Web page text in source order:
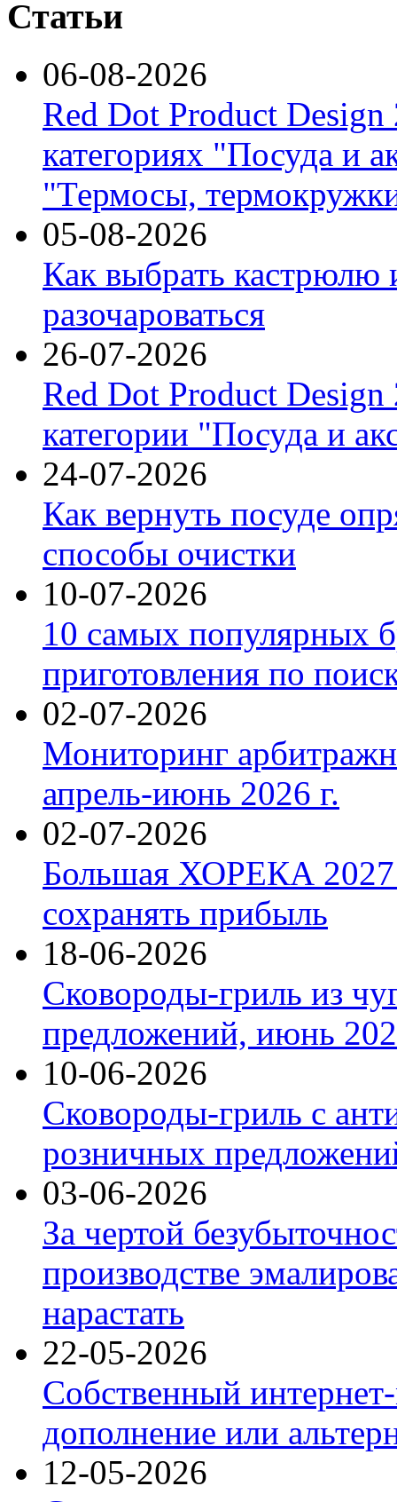
Статьи
06-08-2026
Red Dot Product Design
категориях "Посуда и
"Термосы,
05-08-2026
Как выбрать кастрюлю
разочароваться
26-07-2026
Red Dot Product Design
категории "Посуда и
24-07-2026
Как вернуть посуде
способы очистки
10-07-2026
10 самых популярных
приготовления по
02-07-2026
Мониторинг
апрель-июнь 2026 г.
02-07-2026
Большая ХОРЕКА 2027:
сохранять прибыль
18-06-2026
Сковороды-гриль из
предложений, июнь
10-06-2026
Сковороды-гриль с
розничных
03-06-2026
За чертой
производстве
нарастать
22-05-2026
Собственный
дополнение или
12-05-2026